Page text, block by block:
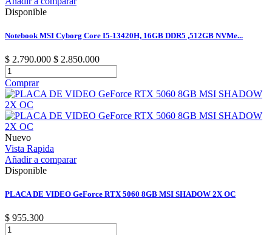
Disponible
Notebook MSI Cyborg Core I5-13420H, 16GB DDR5 ,512GB NVMe...
$ 2.790.000 $ 2.850.000
Comprar
Nuevo
Vista Rapida
Añadir a comparar
Disponible
PLACA DE VIDEO GeForce RTX 5060 8GB MSI SHADOW 2X OC
$ 955.300